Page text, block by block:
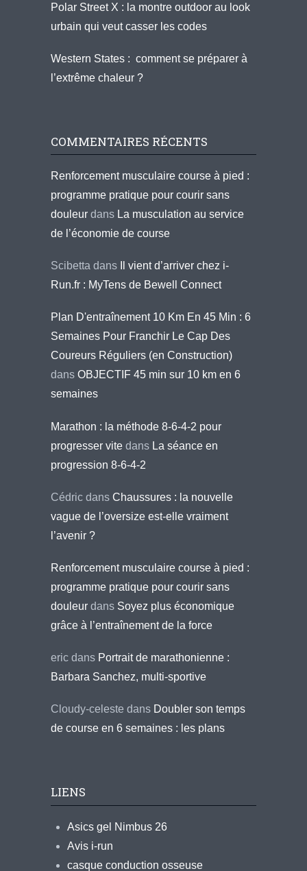
Polar Street X : la montre outdoor au look
urbain qui veut casser les codes
Western States : comment se préparer à
l’extrême chaleur ?
COMMENTAIRES RÉCENTS
Renforcement musculaire course à pied :
programme pratique pour courir sans
douleur dans La musculation au service
de l’économie de course
Scibetta dans
Il vient d’arriver chez i-
Run.fr : MyTens de Bewell Connect
Plan D'entraînement 10 Km En 45 Min : 6
Semaines Pour Franchir Le Cap Des
Coureurs Réguliers (en Construction)
dans OBJECTIF 45 min sur 10 km en 6
semaines
Marathon : la méthode 8-6-4-2 pour
progresser vite dans La séance en
progression 8-6-4-2
Cédric dans Chaussures : la nouvelle
vague de l’oversize est-elle vraiment
l’avenir ?
Renforcement musculaire course à pied :
programme pratique pour courir sans
douleur dans Soyez plus économique
grâce à l’entraînement de la force
eric dans Portrait de marathonienne :
Barbara Sanchez, multi-sportive
Cloudy-celeste dans Doubler son temps
de course en 6 semaines : les plans
LIENS
Asics gel Nimbus 26
Avis i-run
casque conduction osseuse